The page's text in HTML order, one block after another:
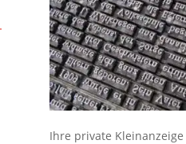
Ihre private Kleinanzeige